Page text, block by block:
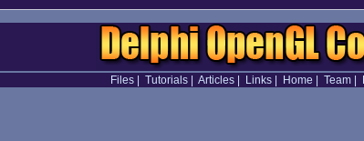
Files| Tutorials| Articles| Links| Home Team|